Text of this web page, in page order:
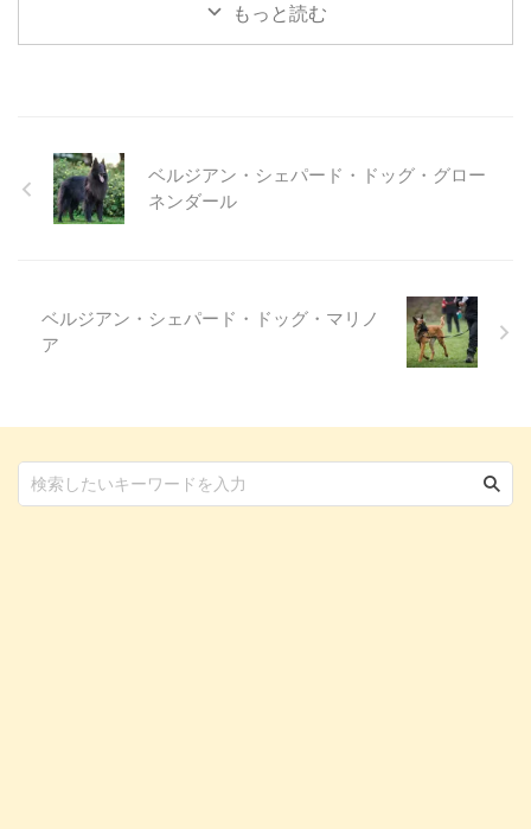
み物であるコーヒーには、猫にと
って非常に危険な成分であるカフ
がコーヒーを誤飲してしまった際
に現れる症状や、すぐに取るべき
応急処置、そして日頃からできる
もっと読む
ベルジアン・シェパード・ドッグ・グロー
ネンダール
ベルジアン・シェパード・ドッグ・マリノ
ア